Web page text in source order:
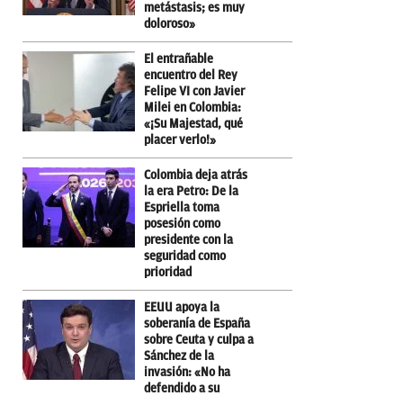
metástasis; es muy
doloroso»
El entrañable
encuentro del Rey
Felipe VI con Javier
Milei en Colombia:
«¡Su Majestad, qué
placer verlo!»
Colombia deja atrás
la era Petro: De la
Espriella toma
posesión como
presidente con la
seguridad como
prioridad
EEUU apoya la
soberanía de España
sobre Ceuta y culpa a
Sánchez de la
invasión: «No ha
defendido a su